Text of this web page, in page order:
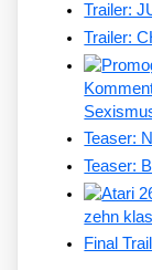
Trailer:
Trailer:
Teaser:
Teaser:
zehn
Final